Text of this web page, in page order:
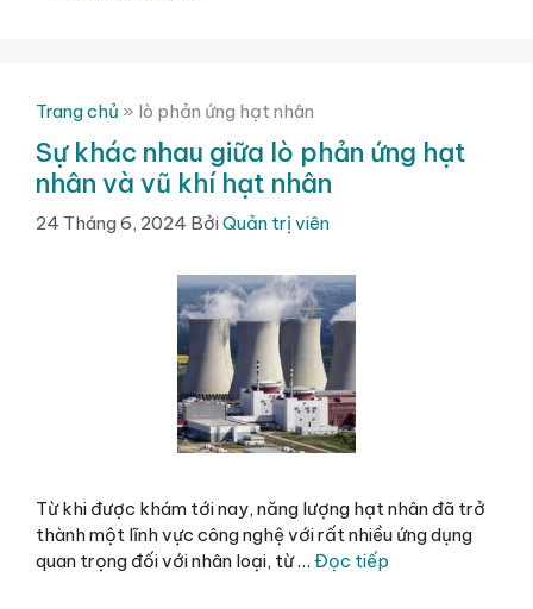
Trang chủ » lò phản ứng hạt nhân
Sự khác nhau giữa lò phản ứng hạt
nhân và vũ khí hạt nhân
24 Tháng 6, 2024 BởiQuản trị viên
Từ khi được khám tới nay, năng lượng hạt nhân đã trở
thành một lĩnh vực công nghệ với rất nhiều ứng dụng
quan trọng đối với nhân loại, từ … Đọc tiếp